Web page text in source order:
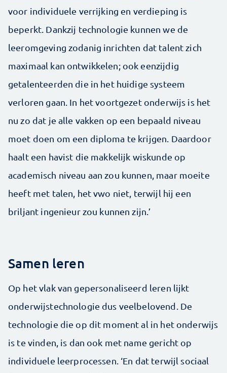
voor individuele verrijking en verdieping is
beperkt. Dankzij technologie kunnen we de
leeromgeving zodanig inrichten dat talent zich
maximaal kan ontwikkelen; ook eenzijdig
getalenteerden die in het huidige systeem
verloren gaan. In het voortgezet onderwijs is het
nu zo dat je alle vakken op een bepaald niveau
moet doen om een diploma te krijgen. Daardoor
haalt een havist die makkelijk wiskunde op
academisch niveau aan zou kunnen, maar moeite
heeft met talen, het vwo niet, terwijl hij een
briljant ingenieur zou kunnen zijn.’
Samen leren
Op het vlak van gepersonaliseerd leren lijkt
onderwijstechnologie dus veelbelovend. De
technologie die op dit moment al in het onderwijs
is te vinden, is dan ook met name gericht op
individuele leerprocessen. ‘En dat terwijl sociaal